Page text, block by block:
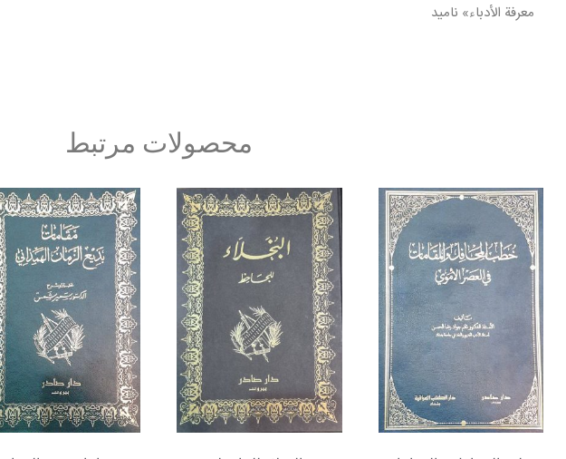
معرفة الأدباء» ناميد
محصولات مرتبط